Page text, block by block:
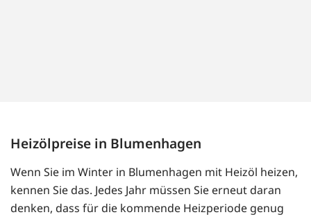
Heizölpreise in Blumenhagen
Wenn Sie im Winter in Blumenhagen mit Heizöl heizen,
kennen Sie das. Jedes Jahr müssen Sie erneut daran
denken, dass für die kommende Heizperiode genug